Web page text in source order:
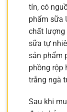
tín, có
phẩm sữa
chất lượng
sữa tự
sản phẩm
phồng rộp
trắng ngà
Sau khi